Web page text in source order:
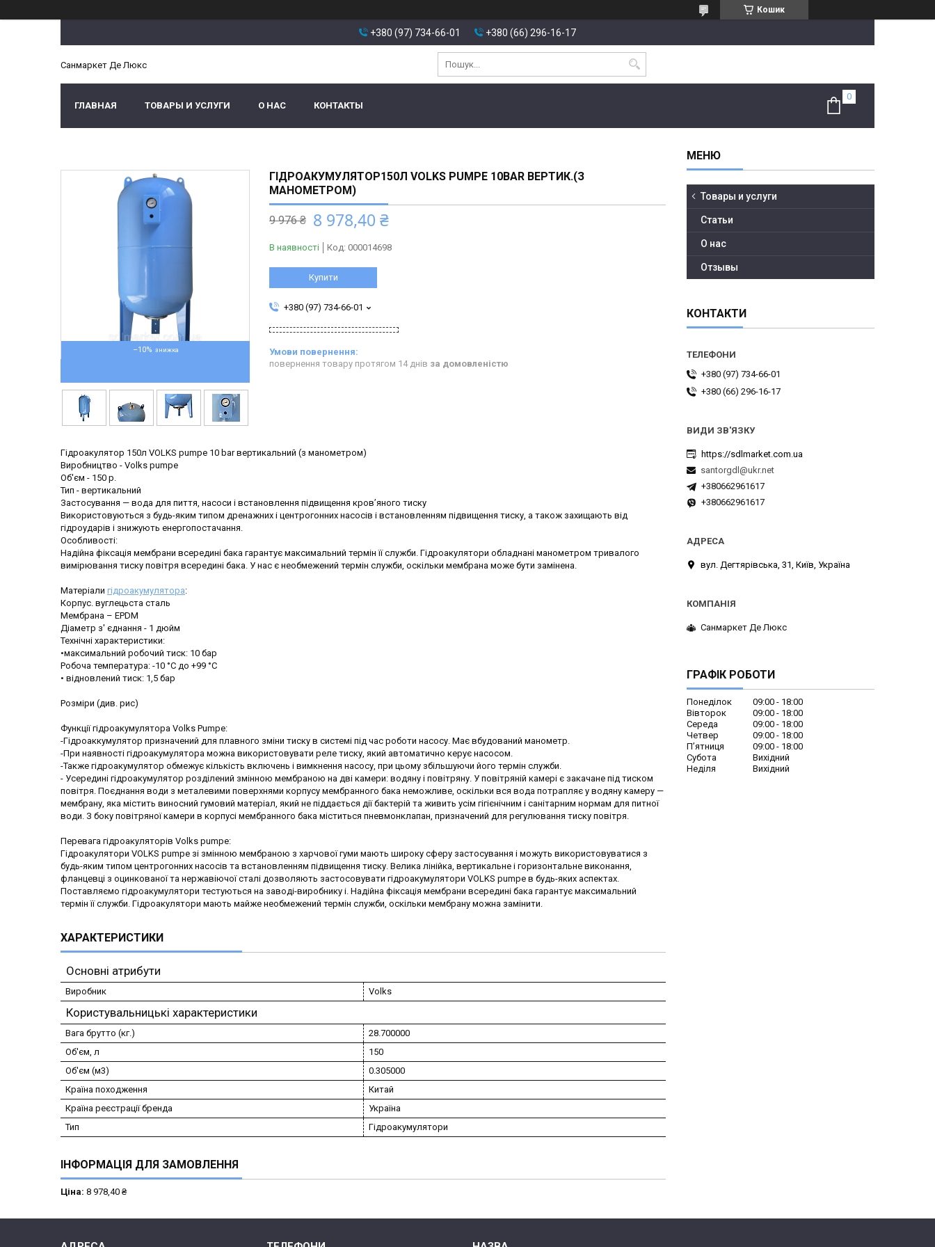
Кошик
+380 (97) 734-66-01 +380 (66) 296-16-17
Санмаркет Де Люкс
ГЛАВНАЯ ТОВАРЫ И УСЛУГИ О НАС КОНТАКТЫ
–10%
ГІДРОАКУМУЛЯТОР150Л VOLKS PUMPE 10BAR ВЕРТИК.(З
МАНОМЕТРОМ)
9 976 ₴ 8 978,40 ₴
В наявності Код: 000014698
Купити
+380 (97) 734-66-01
повернення товару протягом 14 днів за домовленістю
Гідроакулятор 150л VOLKS pumpe 10 bar вертикальний (з манометром)
Виробництво - Volks pumpe
Об'єм - 150 р.
Тип - вертикальний
Застосування — вода для пиття, насоси і встановлення підвищення кров’яного тиску
Використовуються з будь-яким типом дренажних і центрогонних насосів і встановленням підвищення тиску, а також захищають від
гідроударів і знижують енергопостачання.
Особливості:
Надійна фіксація мембрани всередині бака гарантує максимальний термін її служби. Гідроакулятори обладнані манометром тривалого
вимірювання тиску повітря всередині бака. У нас є необмежений термін служби, оскільки мембрана може бути замінена.
Матеріали гідроакумулятора:
Корпус. вуглецьста сталь
Мембрана – EPDM
Діаметр з' єднання - 1 дюйм
Технічні характеристики:
•максимальний робочий тиск: 10 бар
Робоча температура: -10 °С до +99 °С
• відновлений тиск: 1,5 бар
Розміри (див. рис)
Функції гідроакумулятора Volks Pumpe:
-Гідроаккумулятор призначений для плавного зміни тиску в системі під час роботи насосу. Має вбудований манометр.
-При наявності гідроакумулятора можна використовувати реле тиску, який автоматично керує насосом.
-Также гідроакумулятор обмежує кількість включень і вимкнення насосу, при цьому збільшуючи його термін служби.
- Усередині гідроакумулятор розділений змінною мембраною на дві камери: водяну і повітряну. У повітряній камері є закачане під тиском
повітря. Поєднання води з металевими поверхнями корпусу мембранного бака неможливе, оскільки вся вода потрапляє у водяну камеру —
мембрану, яка містить виносний гумовий матеріал, який не піддається дії бактерій та живить усім гігієнічним і санітарним нормам для питної
води. З боку повітряної камери в корпусі мембранного бака міститься пневмонклапан, призначений для регулювання тиску повітря.
Перевага гідроакуляторів Volks pumpe:
Гідроакулятори VOLKS pumpe зі змінною мембраною з харчової гуми мають широку сферу застосування і можуть використовуватися з
будь-яким типом центрогонних насосів та встановленням підвищення тиску. Велика лінійка, вертикальне і горизонтальне виконання,
фланцевці з оцинкованої та нержавіючої сталі дозволяють застосовувати гідроакумулятори VOLKS pumpe в будь-яких аспектах.
Поставляємо гідроакумулятори тестуються на заводі-виробнику і. Надійна фіксація мембрани всередині бака гарантує максимальний
термін її служби. Гідроакулятори мають майже необмежений термін служби, оскільки мембрану можна замінити.
ХАРАКТЕРИСТИКИ
Основні атрибути
Виробник Volks
Користувальницькі характеристики
Вага брутто (кг.)
28.700000
Об'єм, л
150
Об'єм (м3)
0.305000
Країна походження
Китай
Країна реєстрації бренда
Україна
Тип
Гідроакумулятори
ІНФОРМАЦІЯ ДЛЯ ЗАМОВЛЕННЯ
Ціна: 8 978,40 ₴
Товары и услуги
Статьи
О нас
Отзывы
КОНТАКТИ
+380 (97) 734-66-01
+380 (66) 296-16-17
https://sdlmarket.com.ua
santorgdl@ukr.net
+380662961617
+380662961617
вул. Дегтярівська, 31, Київ, Україна
Санмаркет Де Люкс
ГРАФІК РОБОТИ
Понеділок 09:00
18:00
Вівторок
09:00
18:00
Середа
09:00
18:00
Четвер
09:00
18:00
Пʼятниця
09:00
18:00
Субота
Вихідний
Неділя
Вихідний